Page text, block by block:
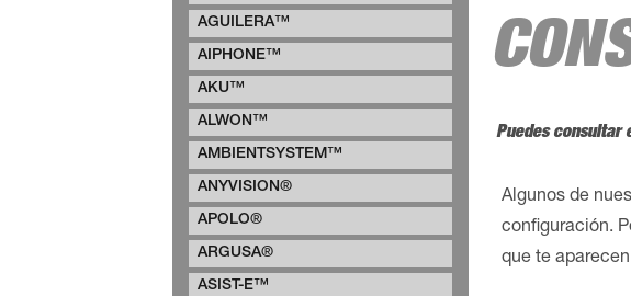
AGUILERA™
AIPHONE™
AKU™
ALWON™
AMBIENTSYSTEM™
ANYVISION®
APOLO®
ARGUSA®
ASIST-E™
Puedes consultar
Algunos de
configuración.
que te